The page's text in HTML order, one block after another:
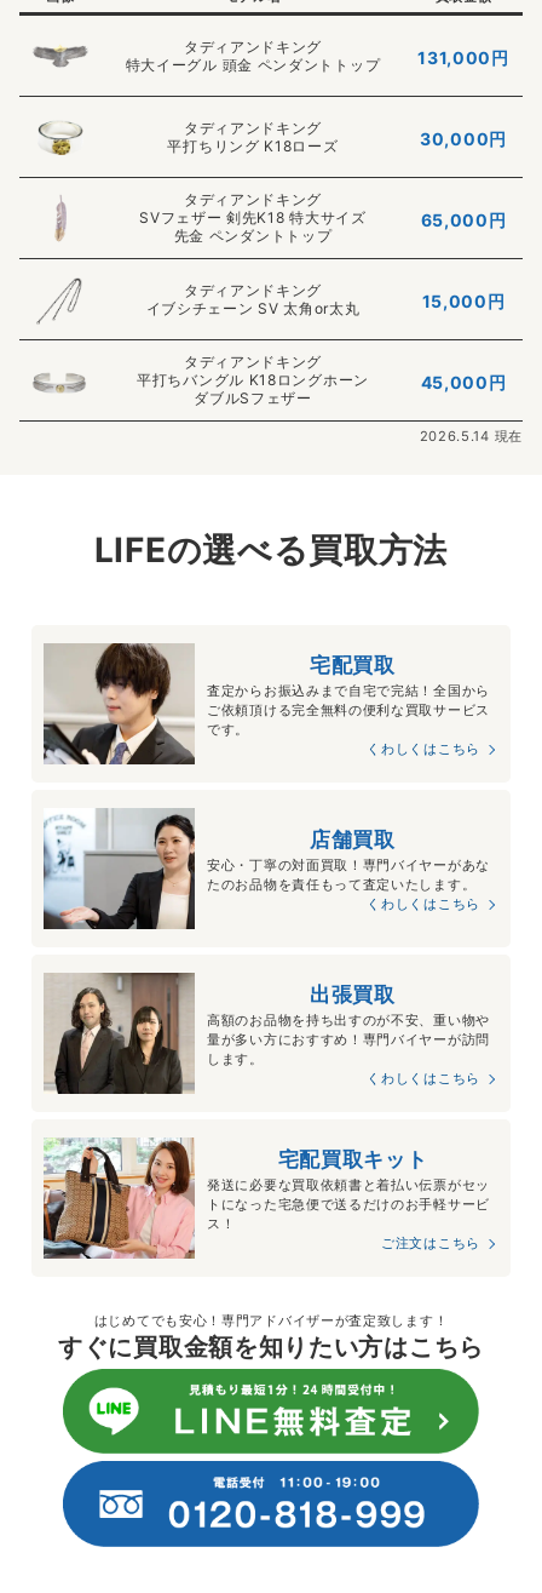
タディアンドキング
特大イーグル 頭金 ペンダントトップ
131,000円
タディアンドキング
平打ちリング K18ローズ
30,000円
タディアンドキング
SVフェザー 剣先K18 特大サイズ
先金 ペンダントトップ
65,000円
タディアンドキング
イブシチェーン SV 太角or太丸
15,000円
タディアンドキング
平打ちバングル K18ロングホーン
ダブルSフェザー
45,000円
2026.5.14 現在
LIFEの選べる買取方法
宅配買取
査定からお振込みまで自宅で完結！全国から
ご依頼頂ける完全無料の便利な買取サービス
です。
くわしくはこちら
店舗買取
安心・丁寧の対面買取！専門バイヤーがあな
たのお品物を責任もって査定いたします。
くわしくはこちら
出張買取
高額のお品物を持ち出すのが不安、重い物や
量が多い方におすすめ！専門バイヤーが訪問
します。
くわしくはこちら
宅配買取キット
発送に必要な買取依頼書と着払い伝票がセッ
トになった宅急便で送るだけのお手軽サービ
ス！
ご注文はこちら
はじめてでも安心！専門アドバイザーが査定致します！
すぐに買取金額を知りたい方はこちら